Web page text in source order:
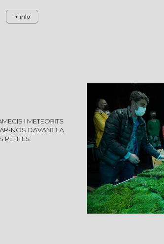
+ info
I METEORITS
NOS DAVANT LA